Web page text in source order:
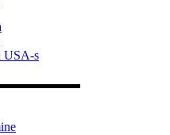
USA-s